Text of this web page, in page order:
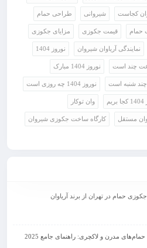
کجاست شیروانی طراحی حمام
حمام قیمت جکوزی مزایای جکوزی
نمایندگی آریاوان شیروان نوروز 1404
نوروز 1404 مبارک
نوروز 1404 چه روزی است
وان توکار
مستقل کارگاه ساخت جکوزی شیروان
حمام در تهران از برند آریاوان
مدرن و لاکچری: راهنمای جامع 2025